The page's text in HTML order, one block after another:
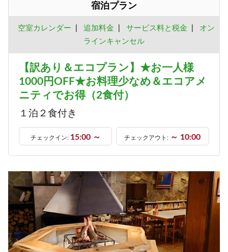
宿泊プラン
空室カレンダー 追加料金 サービス料と税金
オン
ラインキャンセル
【訳あり＆エコプラン】★お一人様
1000円OFF★お料理少なめ＆エコアメ
ニティでお得（2食付）
１泊２食付き
チェックイン: 15:00 ～ チェックアウト: ～ 10:00